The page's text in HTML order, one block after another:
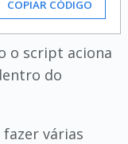
COPIAR CÓDIGO
o script aciona
do
várias